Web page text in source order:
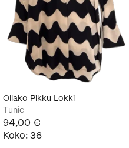
Ollako Pikku Lokki
Tunic
94,00 €
Koko: 36